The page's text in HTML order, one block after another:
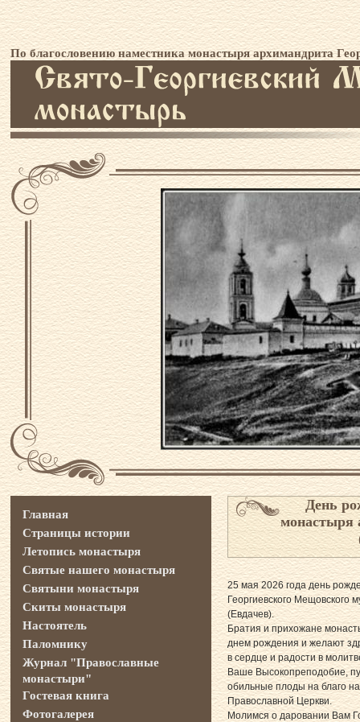
По благословению наместника монастыря архимандрита
День
монастыря
25 мая 2026 года день
Георгиевского Мещовского
(Евдачев).
Братия и прихожане
днем рождения и желают
в сердце и радости в
Ваше Высокопреподобие,
обильные плоды на благо
Православной Церкви.
Молимся о даровании Вам
Главная
Страницы истории
Летопись монастыря
Святые нашего монастыря
Святыни монастыря
Скиты монастыря
Настоятель
Паломнику
Журнал "Православные
монастыри"
Гостевая книга
Фотогалерея